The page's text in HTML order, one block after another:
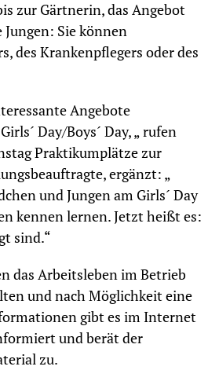
zur Gärtnerin, das Angebot
Sie können
des Krankenpflegers oder des
Angebote
Day/Boys´ Day, „ rufen
Praktikumplätze zur
ergänzt: „
und Jungen am Girls´ Day
kennen lernen. Jetzt heißt es:
sind.“
das Arbeitsleben im Betrieb
und nach Möglichkeit eine
gibt es im Internet
und berät der
zu.